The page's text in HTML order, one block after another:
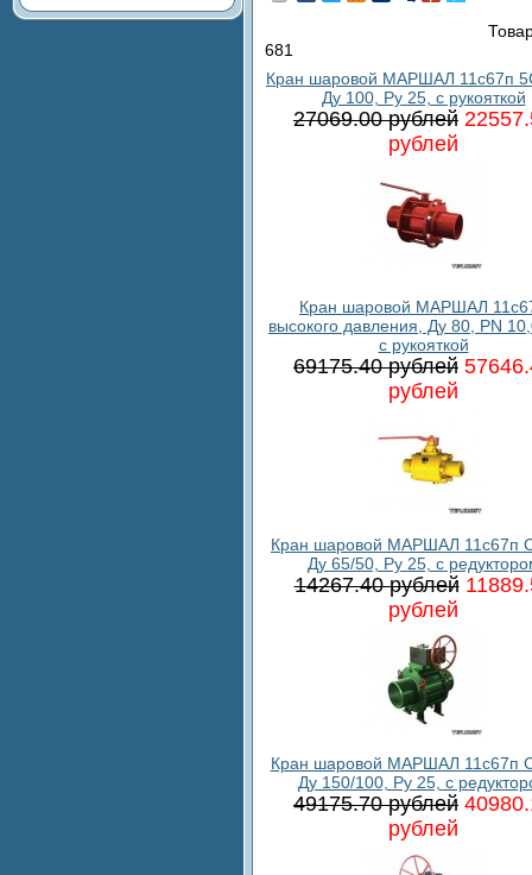
681
Кран шаровой МАРШАЛ 11с67п
Ду 100, Ру 25, с рукояткой
27069.00 рублей
рублей
Кран шаровой МАРШАЛ
высокого давления, Ду 80, PN
с рукояткой
69175.40 рублей
рублей
Кран шаровой МАРШАЛ 11с67п
Ду 65/50, Ру 25, с
14267.40 рублей
рублей
Кран шаровой МАРШАЛ 11с67п
Ду 150/100, Ру 25, с
49175.70 рублей
рублей